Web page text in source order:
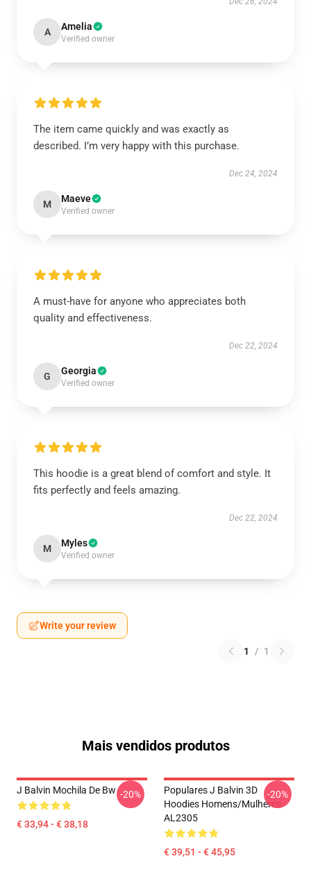
A Amelia
Verified owner
The item came quickly and was exactly as
described. I’m very happy with this purchase.
Dec 24, 2024
M Maeve
Verified owner
A must-have for anyone who appreciates both
quality and effectiveness.
Dec 22, 2024
G Georgia
Verified owner
This hoodie is a great blend of comfort and style. It
fits perfectly and feels amazing.
Dec 22, 2024
M Myles
Verified owner
Write your review
1 / 1
Mais vendidos produtos
J Balvin Mochila De Bw
€ 33,94 - € 38,18
-20%
Populares J Balvin 3D
Hoodies Homens/mulheres
AL2305
€ 39,51 - € 45,95
-20%